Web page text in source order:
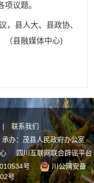
议题。
，县人大、县政协、
（县融媒体中心)
|
联系我们
办：茂县人民政府办公室
心
四川互联网联合辟谣平台
号
川公网安备
号